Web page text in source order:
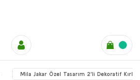
Mila Jakar Özel Tasarım 2'li Dekoratif